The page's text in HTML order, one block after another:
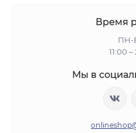
Время
ПН-
11:00 –
Мы в